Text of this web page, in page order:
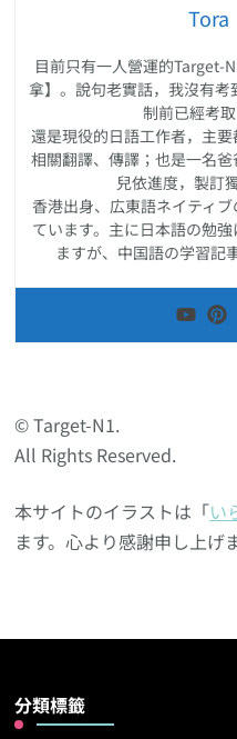
Tora
目前只有一人營運的Target-
拿】。說句老實話，我沒有
制前已經考
還是現役的日語工作者，主
相關翻譯、傳譯；也是一名
兒依進度，製訂
香港出身、広東語ネイティ
ています。主に日本語の勉
ますが、中国語の学習記
© Target-N1.
All Rights Reserved.
本サイトのイラストは「い
ます。心より感謝申し上げま
分類標籤